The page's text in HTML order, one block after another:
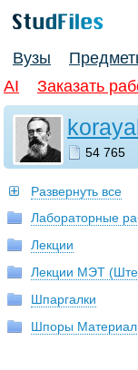
Вузы
AI
Заказать
54 765
Развернуть все
Лабораторные
Лекции
Лекции МЭТ
Шпаргалки
Шпоры